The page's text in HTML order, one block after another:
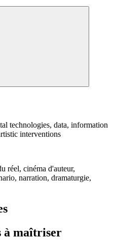
technologies, data, information
interventions
réel, cinéma d'auteur,
narration, dramaturgie,
à maîtriser